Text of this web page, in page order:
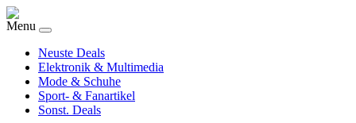
Menu
Neuste Deals
Elektronik & Multimedia
Mode & Schuhe
Sport- & Fanartikel
Sonst. Deals